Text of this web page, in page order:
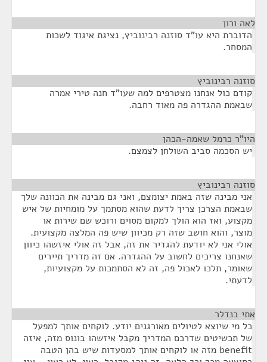
לאה ורון
הדוברת היא עו"ד סוזנה רבינוביץ, נציגת איגוד לשכות
המסחר.
סוזנה רבינוביץ
קודם כול אנחנו מצטרפים למה שעו"ד חנה טירי אמרה
שבאמת ההגדרה פה מאוד רחבה.
היו"ר כרמל שאמה-הכהן
יש הסכמה סביב השולחן לצמצם.
סוזנה רבינוביץ
אני מבינה שזה באמת יצומצם, ואני גם מבינה את הכוונה שלך
שבאמת הצרכן צריך לדעת שהוא מסתמך על מומחיות של איש
מקצוע, ואז הוא הולך למקום מסוים ורוכש שם שירות או
מוצר, והוא חושב שזה רק מכיוון שיש פה המלצה מקצועית.
אולי אני לא יודעת להגדיר את זה, אבל זה אולי איזשהו כיוון
שאנחנו צריכים לחשוב על ההגדרה. אם זה מדריך תיירים
שאומר, תלכו לאכול פה, זה לא הסתמכות על מקצועיות,
לדעתי.
אתי בנדלר
כל מי שיוצא לטיולים מאורגנים יודע. לוקחים אותך למפעל
של תכשיטים שדרכם המדריך מקבל איזשהו בונוס מזה, איזה
benefit מזה או לוקחים אותך למסעדות שיש בהן הטבה